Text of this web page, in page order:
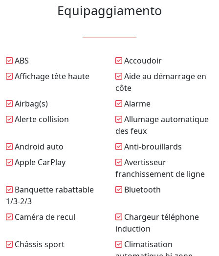
Equipaggiamento
ABS
Accoudoir
Affichage tête haute
Aide au démarrage en
côte
Airbag(s)
Alarme
Alerte collision
Allumage automatique
des feux
Android auto
Anti-brouillards
Apple CarPlay
Avertisseur
franchissement de ligne
Banquette rabattable
1/3-2/3
Bluetooth
Caméra de recul
Chargeur téléphone
induction
Châssis sport
Climatisation